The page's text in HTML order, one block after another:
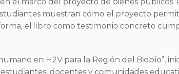
muestran cómo el proyecto
el libro como testimonio concreto
en H2V para la Región del Biobío”,
docentes y comunidades